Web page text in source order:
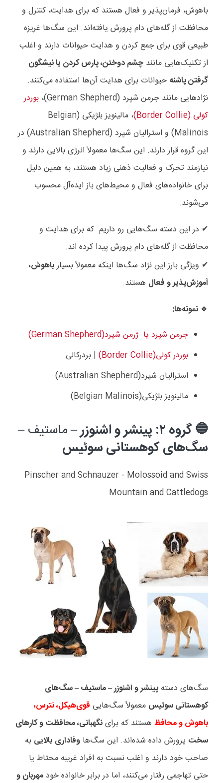
باهوش، فرمان‌پذیر و فعال هستند که برای هدایت، کنترل و
محافظت از گله‌های دام پرورش یافته‌اند. این سگ‌ها غریزه
طبیعی قوی برای جمع کردن و هدایت حیوانات دارند و اغلب
از تکنیک‌هایی مانند چشم دوختن، پارس کردن یا نیشگون
گرفتن پاشنه حیوانات برای هدایت آن‌ها استفاده می‌کنند.
نژادهایی مانند جرمن شپرد (German Shepherd)، بوردر
کولی (Border Collie
)، مالینویز بلژیکی (Belgian
Malinois) و استرالیان شپرد (Australian Shepherd) در
این گروه قرار دارند. این سگ‌ها معمولاً انرژی بالایی دارند و
نیازمند تحرک و فعالیت ذهنی زیاد هستند، به همین دلیل
برای خانواده‌های فعال و محیط‌های باز ایده‌آل محسوب
می‌شوند.
✔ در این دسته سگ‌هایی رو داریم که برای هدایت و
محافظت از گله‌های دام پرورش پیدا کرده اند.
✔ ویژگی بارز این نژاد سگ‌ها اینکه معمولاً بسیارباهوش،
آموزش‌پذیر و فعال هستند.
🔹 نمونه‌ها:
جرمن شپرد
بوردر کولی(Border Collie) | بردرکالی
استرالیان شپرد(Australian Shepherd)
مالینویز بلژیکی(Belgian Malinois)
🔵 گروه ۲: پینشر و اشنوزر – ماستیف –
سگ‌های کوهستانی سوئیس
Pinscher and Schnauzer - Molossoid and Swiss
Mountain and Cattledogs
سگ‌های دسته پینشر و اشنوزر– ماستیف – سگ‌های
کوهستانی سوئیس معمولاً سگ‌هایی قوی‌هیکل، نترس،
باهوش و محافظ هستند که براینگهبانی، محافظت و کارهای
سخت پرورش داده شده‌اند. این سگ‌ها وفاداری بالایی به
صاحب خود دارند و اغلب نسبت به افراد غریبه محتاط یا
حتی تهاجمی رفتار می‌کنند، اما در برابر خانواده خودمهربان و